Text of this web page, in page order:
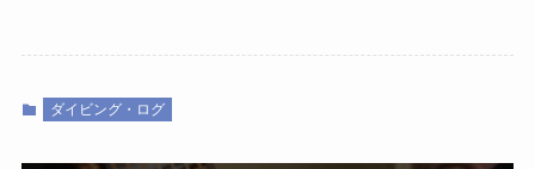
ダイビング・ログ